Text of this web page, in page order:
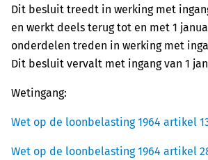
Dit besluit treedt in werking met
en werkt deels terug tot en met 1
onderdelen treden in werking met
Dit besluit vervalt met ingang van 1
Wetingang:
Wet op de loonbelasting 1964 artikel
Wet op de loonbelasting 1964 artikel